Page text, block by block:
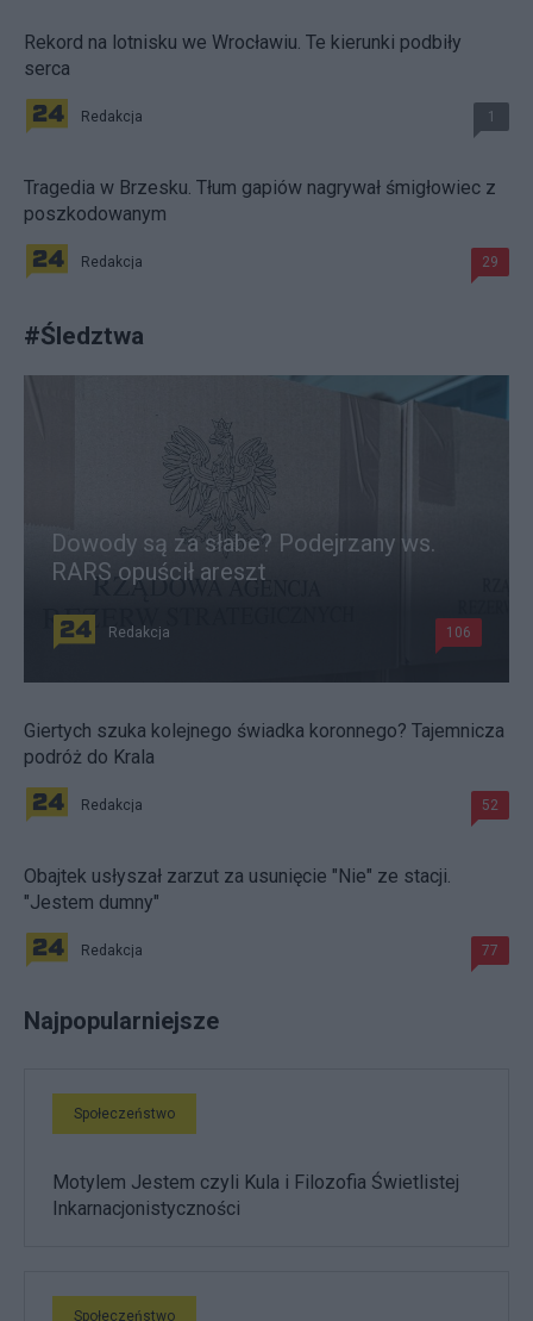
Rekord na lotnisku we Wrocławiu. Te kierunki podbiły
serca
Redakcja 1
Tragedia w Brzesku. Tłum gapiów nagrywał śmigłowiec z
poszkodowanym
Redakcja 29
#Śledztwa
Dowody są za słabe? Podejrzany ws.
RARS opuścił areszt
Redakcja 106
Giertych szuka kolejnego świadka koronnego? Tajemnicza
podróż do Krala
Redakcja 52
Obajtek usłyszał zarzut za usunięcie "Nie" ze stacji.
"Jestem dumny"
Redakcja 77
Najpopularniejsze
Społeczeństwo
Motylem Jestem czyli Kula i Filozofia Świetlistej
Inkarnacjonistyczności
Społeczeństwo